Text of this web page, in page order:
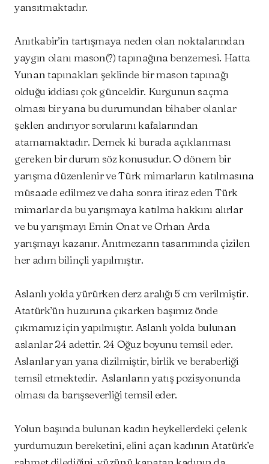
yansıtmaktadır.
Anıtkabir’in tartışmaya neden olan noktalarından
yaygın olanı mason(?) tapınağına benzemesi. Hatta
Yunan tapınakları şeklinde bir mason tapınağı
olduğu iddiası çok günceldir. Kurgunun saçma
olması bir yana bu durumundan bihaber olanlar
şeklen andırıyor sorularını kafalarından
atamamaktadır. Demek ki burada açıklanması
gereken bir durum söz konusudur. O dönem bir
yarışma düzenlenir ve Türk mimarların katılmasına
müsaade edilmez ve daha sonra itiraz eden Türk
mimarlar da bu yarışmaya katılma hakkını alırlar
ve bu yarışmayı Emin Onat ve Orhan Arda
yarışmayı kazanır. Anıtmezarın tasarımında çizilen
her adım bilinçli yapılmıştır.
Aslanlı yolda yürürken derz aralığı 5 cm verilmiştir.
Atatürk’ün huzuruna çıkarken başımız önde
çıkmamız için yapılmıştır. Aslanlı yolda bulunan
aslanlar 24 adettir. 24 Oğuz boyunu temsil eder.
Aslanlar yan yana dizilmiştir, birlik ve beraberliği
temsil etmektedir. Aslanların yatış pozisyonunda
olması da barışseverliği temsil eder.
Yolun başında bulunan kadın heykellerdeki çelenk
yurdumuzun bereketini, elini açan kadının Atatürk’e